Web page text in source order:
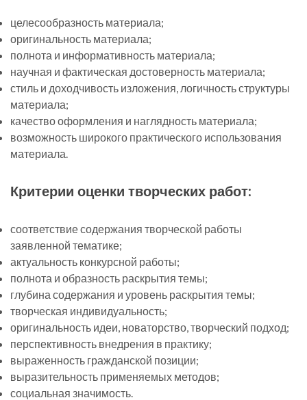
целесообразность материала;
оригинальность материала;
полнота и информативность материала;
научная и фактическая достоверность материала;
стиль и доходчивость изложения, логичность структуры
материала;
качество оформления и наглядность материала;
возможность широкого практического использования
материала.
Критерии оценки творческих работ:
соответствие содержания творческой работы
заявленной тематике;
актуальность конкурсной работы;
полнота и образность раскрытия темы;
глубина содержания и уровень раскрытия темы;
творческая индивидуальность;
оригинальность идеи, новаторство, творческий подход;
перспективность внедрения в практику;
выраженность гражданской позиции;
выразительность применяемых методов;
социальная значимость.